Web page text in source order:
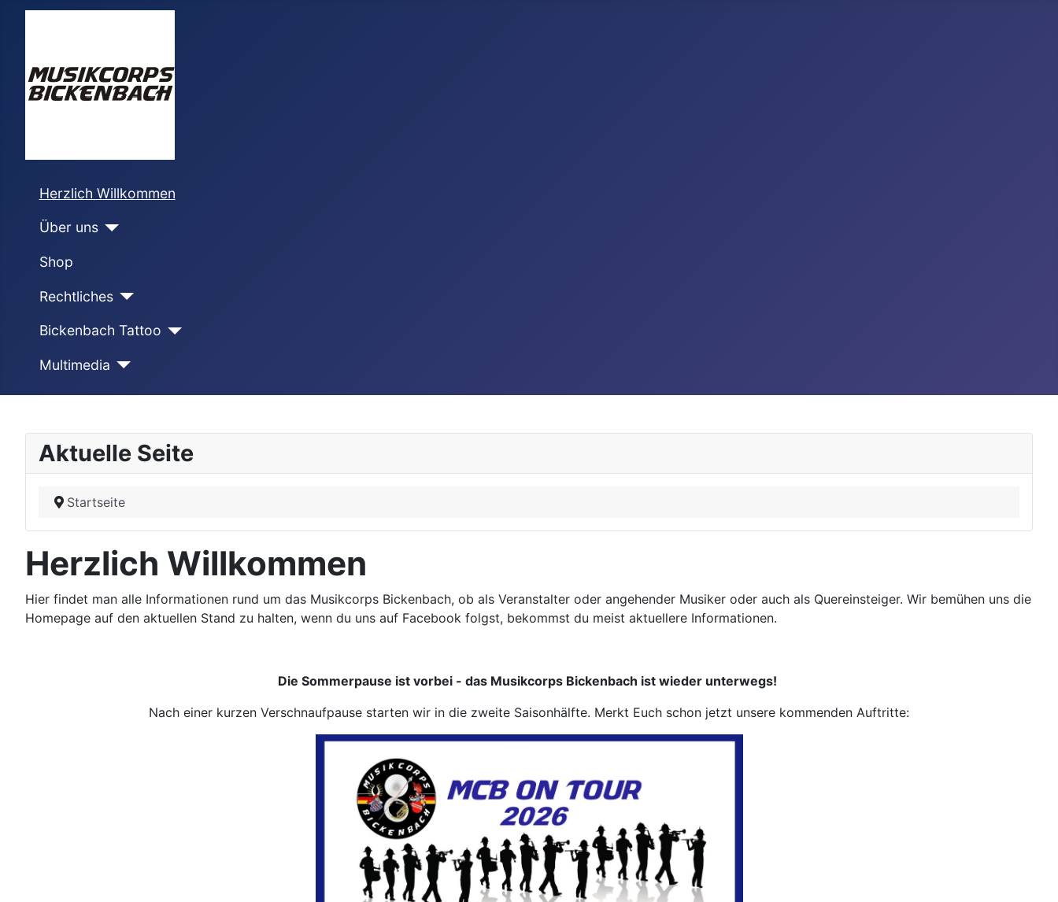
Herzlich Willkommen
Über uns
Shop
Rechtliches
Bickenbach Tattoo
Multimedia
Aktuelle Seite
Startseite
Herzlich Willkommen
Hier findet man alle Informationen rund um das Musikcorps Bickenbach, ob als Veranstalter oder angehender Musiker oder auch als Quereinsteiger. Wir bemühen uns die
Homepage auf den aktuellen Stand zu halten, wenn du uns auf Facebook folgst, bekommst du meist aktuellere Informationen.
Die Sommerpause ist vorbei - das Musikcorps Bickenbach ist wieder unterwegs!
Nach einer kurzen Verschnaufpause starten wir in die zweite Saisonhälfte. Merkt Euch schon jetzt unsere kommenden Auftritte: